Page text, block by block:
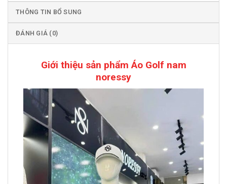
THÔNG TIN BỔ SUNG
ĐÁNH GIÁ (0)
Giới thiệu sản phẩm Áo Golf nam
noressy